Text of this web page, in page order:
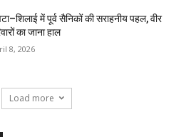
में पूर्व सैनिकों की सराहनीय पहल, वीर
का जाना हाल
8, 2026
Load more